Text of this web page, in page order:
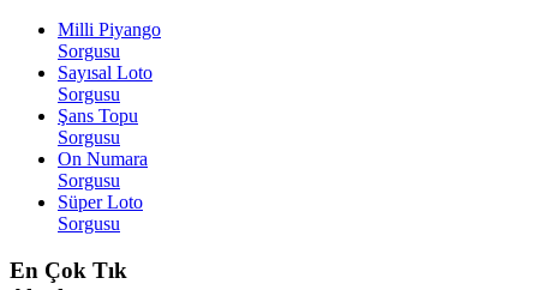
Milli Piyango
Sorgusu
Sayısal Loto
Sorgusu
Şans Topu
Sorgusu
On Numara
Sorgusu
Süper Loto
Sorgusu
En Çok Tık